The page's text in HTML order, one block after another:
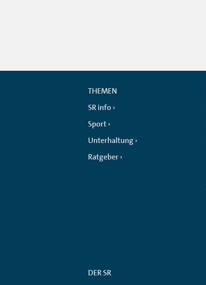
THEMEN
SR info
Sport
Unterhaltung
Ratgeber
DER SR